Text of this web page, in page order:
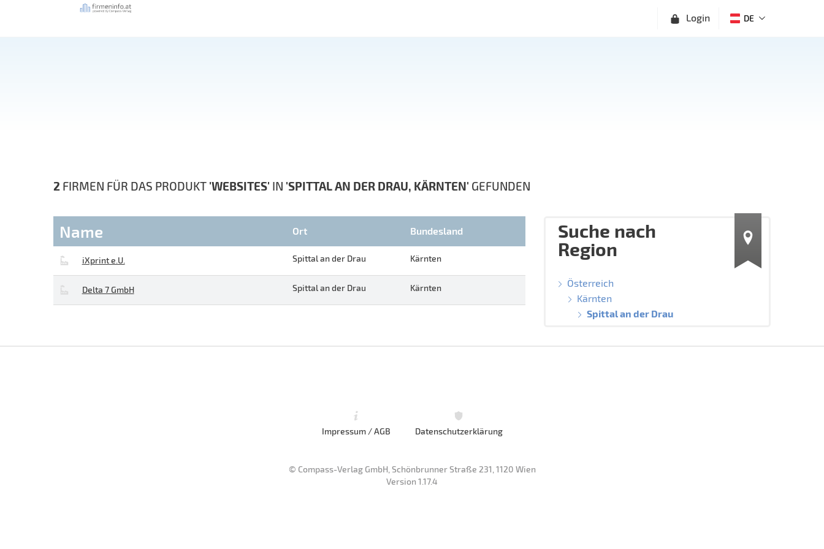
Login DE
2 FIRMEN FÜR DAS PRODUKT 'WEBSITES' IN 'SPITTAL AN DER DRAU, KÄRNTEN' GEFUNDEN
Name Ort Bundesland
iXprint e.U. Spittal an der Drau Kärnten
Delta 7 GmbH Spittal an der Drau Kärnten
Suche nach
Region
Österreich
Kärnten
Spittal an der Drau
Impressum / AGB Datenschutzerklärung
© Compass-Verlag GmbH, Schönbrunner Straße 231, 1120 Wien
Version 1.17.4